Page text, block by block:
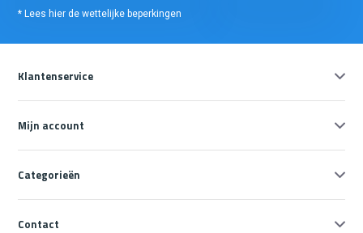
* Lees hier de wettelijke beperkingen
Klantenservice
Mijn account
Categorieën
Contact